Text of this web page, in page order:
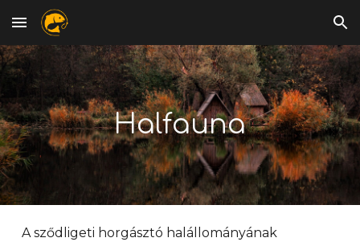
Skip to main content Skip to navigation
Halfauna
A sződligeti horgásztó halállományának